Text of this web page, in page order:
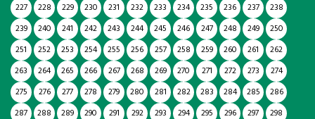
227
228 229 230 231 232 233 234 235 236 237
238
239
240 241 242 243 244 245 246 247 248 249
250
251
252 253 254 255 256 257 258 259 260 261
262
263
264 265 266 267 268 269 270 271 272 273
274
275
276 277 278 279 280 281 282 283 284 285
286
287
288 289 290 291 292 293 294 295 296 297
298